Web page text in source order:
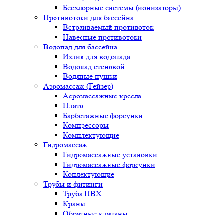
Бесхлорные системы (ионизаторы)
Противотоки для бассейна
Встраиваемый противоток
Навесные противотоки
Водопад для бассейна
Излив для водопада
Водопад стеновой
Водяные пушки
Аэромассаж (Гейзер)
Аеромассажные кресла
Плато
Барботажные форсунки
Компрессоры
Комплектующие
Гидромассаж
Гидромассажные установки
Гидромассажные форсунки
Коплектующие
Трубы и фитинги
Труба ПВХ
Краны